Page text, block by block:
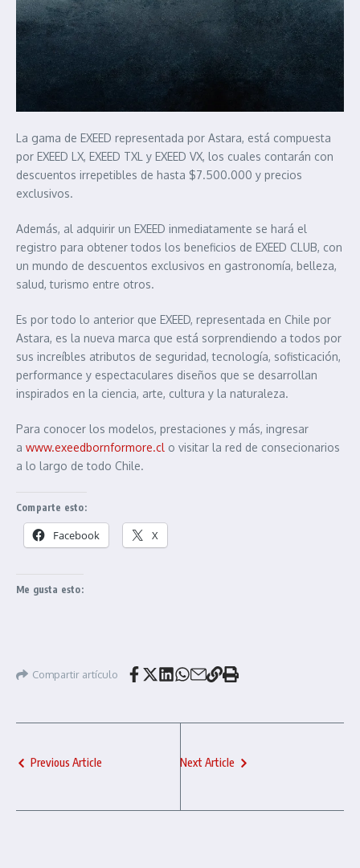
La gama de EXEED representada por Astara, está compuesta
por EXEED LX, EXEED TXL y EXEED VX, los cuales contarán con
descuentos irrepetibles de hasta $7.500.000 y precios
exclusivos.
Además, al adquirir un EXEED inmediatamente se hará el
registro para obtener todos los beneficios de EXEED CLUB, con
un mundo de descuentos exclusivos en gastronomía, belleza,
salud, turismo entre otros.
Es por todo lo anterior que EXEED, representada en Chile por
Astara, es la nueva marca que está sorprendiendo a todos por
sus increíbles atributos de seguridad, tecnología, sofisticación,
performance y espectaculares diseños que se desarrollan
inspirados en la ciencia, arte, cultura y la naturaleza.
Para conocer los modelos, prestaciones y más, ingresar
a www.exeedbornformore.cl o visitar la red de consecionarios
a lo largo de todo Chile.
Comparte esto:
Facebook X
Me gusta esto:
Compartir artículo
Previous Article Next Article